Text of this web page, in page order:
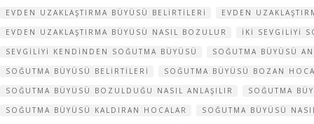
EVDEN UZAKLAŞTIRMA BÜYÜSÜ BELIRTILERI
EVDEN
EVDEN UZAKLAŞTIRMA BÜYÜSÜ NASIL BOZULUR
IKI SEVGILIYI
SEVGILIYI KENDINDEN SOĞUTMA BÜYÜSÜ
SOĞUTMA BÜYÜSÜ
SOĞUTMA BÜYÜSÜ BELIRTILERI
SOĞUTMA BÜYÜSÜ BOZAN
SOĞUTMA BÜYÜSÜ BOZULDUĞU NASIL ANLAŞILIR
SOĞUTMA
SOĞUTMA BÜYÜSÜ KALDIRAN HOCALAR
SOĞUTMA BÜYÜSÜ